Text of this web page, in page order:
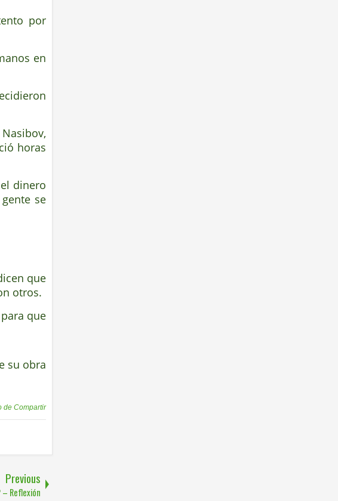
por
en
horas
dinero
se
que
otros.
que
su obra
de Compartir
Previous
Reflexión